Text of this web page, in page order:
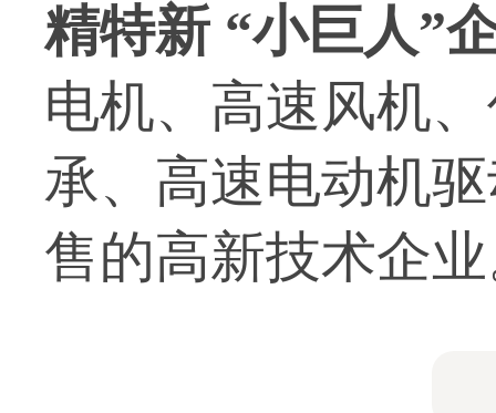
精特新 “小巨人”
电机、高速风机
承、高速电动机
售的高新技术企